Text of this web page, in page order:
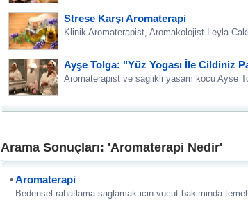
Strese Karşı Aromaterapi
Klinik Aromaterapist, Aromakolojist Leyla
Ayşe Tolga: "Yüz Yogası İle Cildiniz
Aromaterapist ve saglikli yasam kocu Ayse
Arama Sonuçları: 'Aromaterapi Nedir'
Aromaterapi
Bedensel rahatlama saglamak icin vucut bakiminda